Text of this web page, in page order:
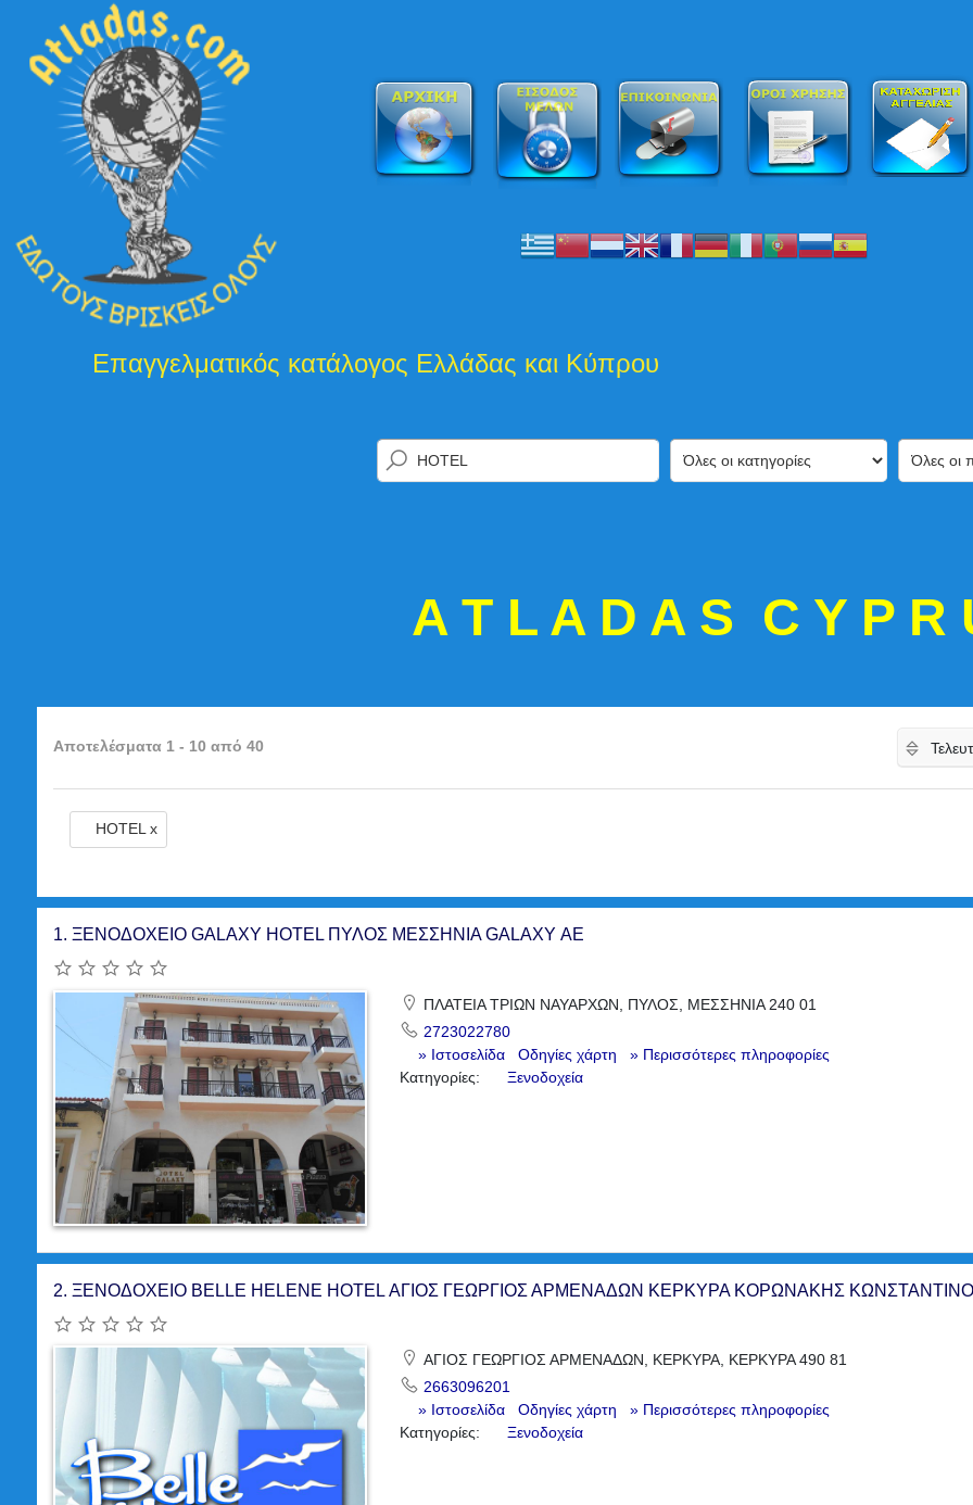
Ελλάδας και Κύπρου
A T L A D A S C Y P R
Αποτελέσματα 1 - 10 από 40
HOTEL x
1. ΞΕΝΟΔΟΧΕΙΟ GALAXY HOTEL ΠΥΛΟΣ ΜΕΣΣΗΝΙΑ GALAXY ΑΕ
ΠΛΑΤΕΙΑ ΤΡΙΩΝ ΝΑΥΑΡΧΩΝ, ΠΥΛΟΣ, ΜΕΣΣΗΝΙΑ 240 01
2723022780
» Ιστοσελίδα
Οδηγίες χάρτη
» Περισσότερες πληροφορίες
Κατηγορίες:
Ξενοδοχεία
2. ΞΕΝΟΔΟΧΕΙΟ BELLE HELENE HOTEL ΑΓΙΟΣ ΓΕΩΡΓΙΟΣ ΑΡΜΕΝΑΔΩΝ ΚΕΡΚΥΡΑ ΚΟΡΩΝΑΚΗΣ
ΑΓΙΟΣ ΓΕΩΡΓΙΟΣ ΑΡΜΕΝΑΔΩΝ, ΚΕΡΚΥΡΑ, ΚΕΡΚΥΡΑ 490 81
2663096201
» Ιστοσελίδα
Οδηγίες χάρτη
» Περισσότερες πληροφορίες
Κατηγορίες:
Ξενοδοχεία